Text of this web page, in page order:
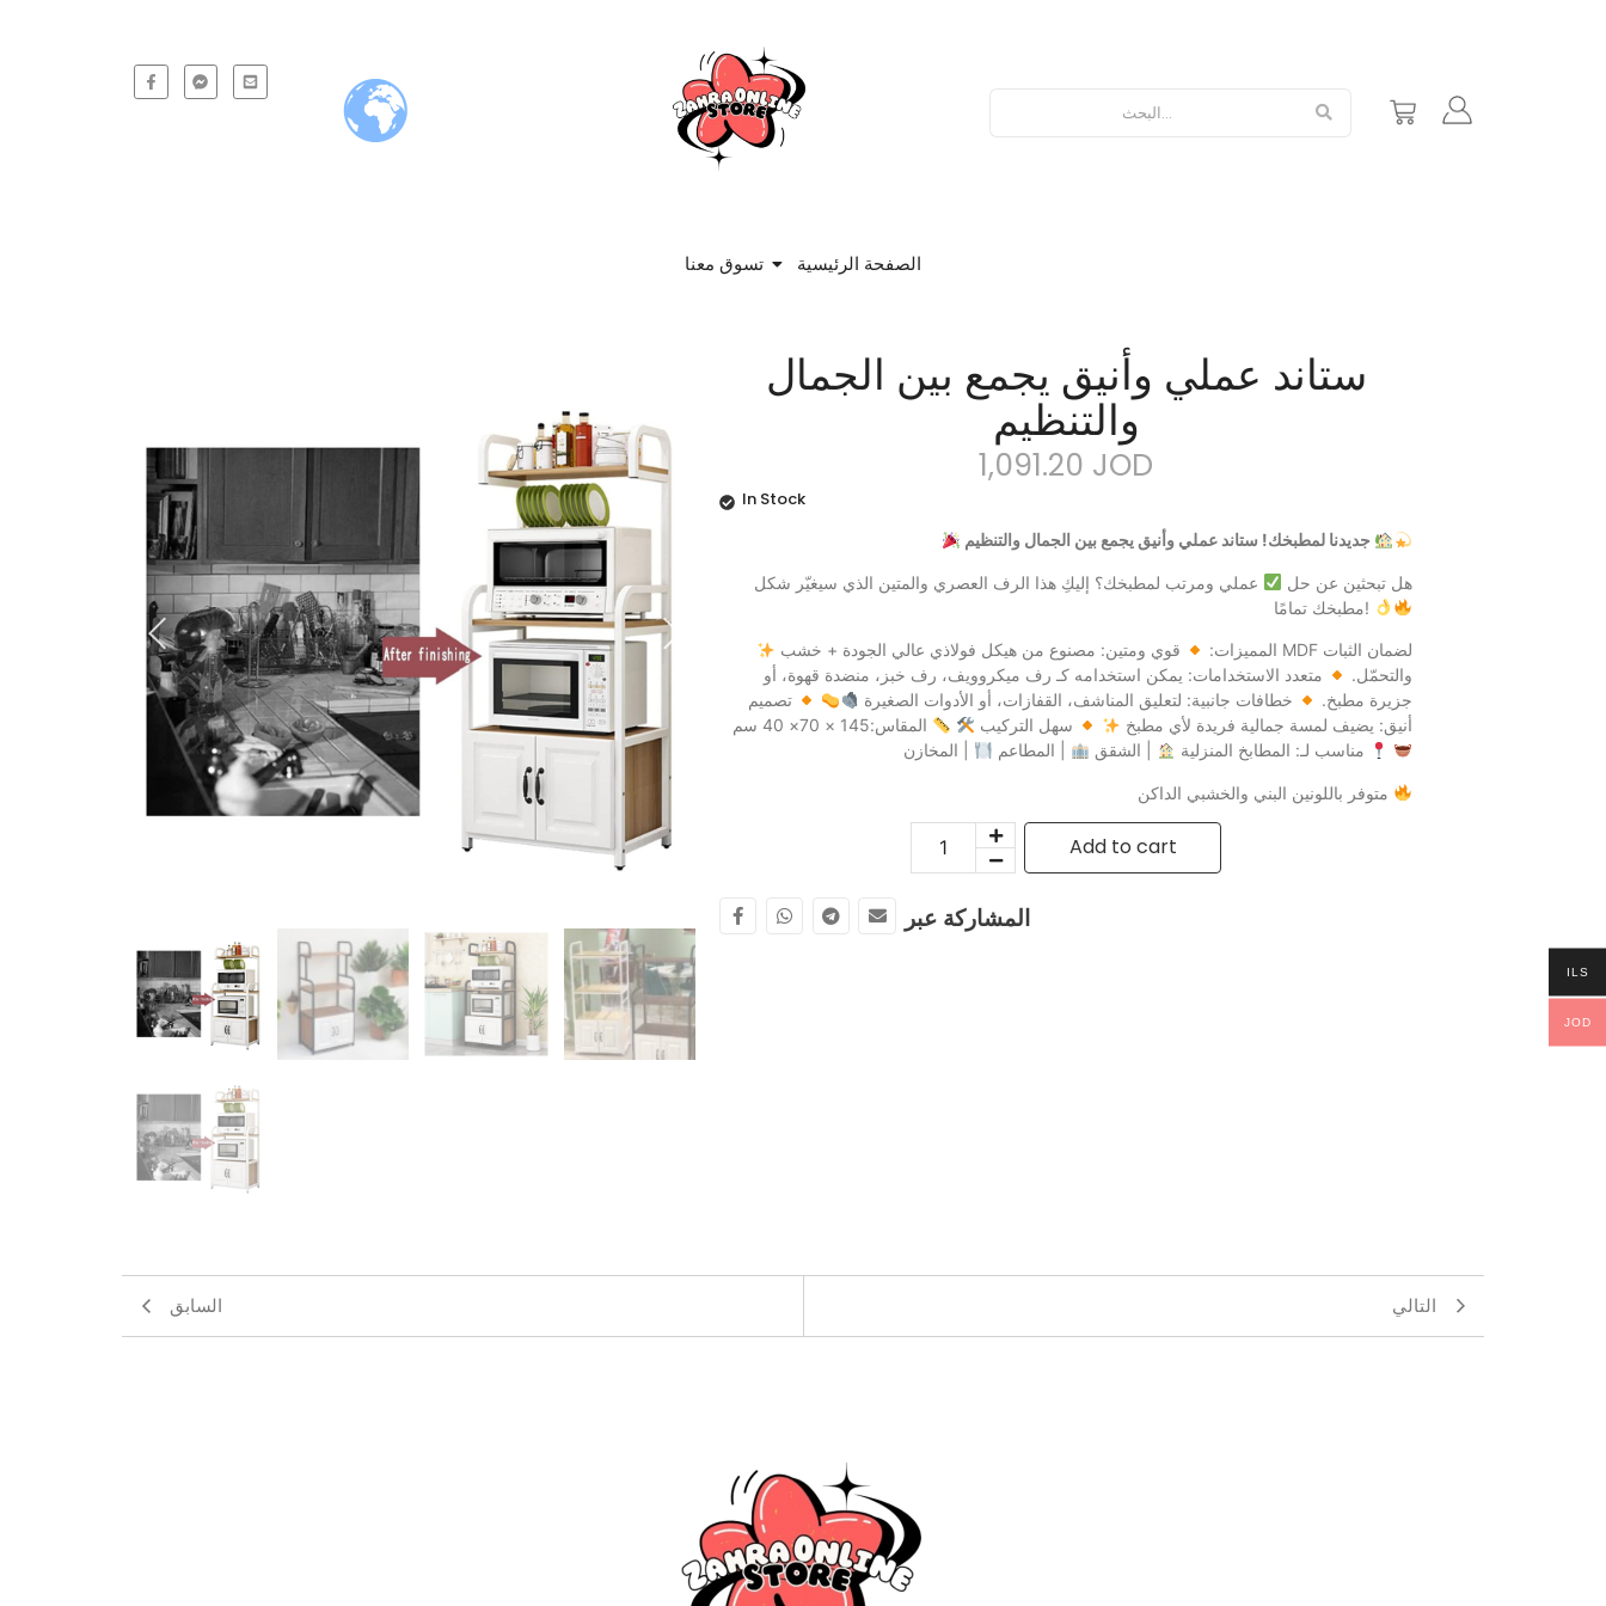
تسوق معنا الصفحة الرئيسية
ستاند عملي وأنيق يجمع بين الجمال
والتنظيم
1,091.20 JOD
In Stock
هل تبحثين عن حل
عملي ومرتب لمطبخك؟ إليكِ هذا الرف العصري والمتين الذي سيغيّر شكل
مطبخك تمامًا!
المميزات:
قوي ومتين: مصنوع من هيكل فولاذي عالي الجودة + خشب MDF لضمان الثبات
والتحمّل.
متعدد الاستخدامات: يمكن استخدامه كـ رف ميكروويف، رف خبز، منضدة قهوة، أو
جزيرة مطبخ.
خطافات جانبية: لتعليق المناشف، القفازات، أو الأدوات الصغيرة
تصميم
أنيق: يضيف لمسة جمالية فريدة لأي مطبخ
سهل التركيب
المقاس:145 × 70× 40 سم
مناسب لـ: المطابخ المنزلية
| الشقق | المطاعم
Add to cart
المشاركة عبر
السابق التالي
ILS
JOD